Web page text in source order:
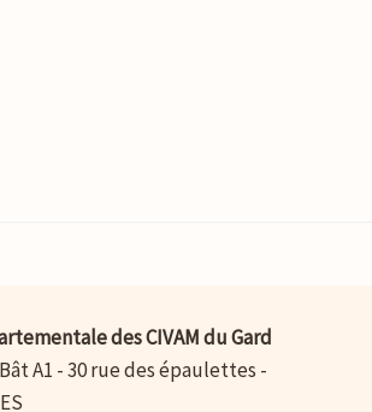
des CIVAM du Gard
A1 - 30 rue des épaulettes -